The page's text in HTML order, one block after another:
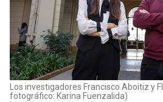
Los investigadores Francisco Aboitiz y
fotográfico: Karina Fuenzalida)